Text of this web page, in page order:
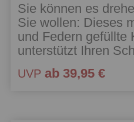
Sie können es
Sie wollen: Dieses
und Federn gefüllte
unterstützt Ihren
UVP ab 39,95 €